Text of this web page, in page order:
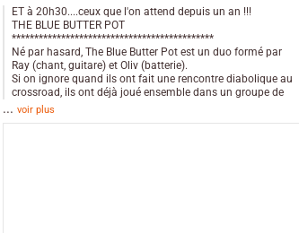
ET à 20h30....ceux que l'on attend depuis un an !!!
THE BLUE BUTTER POT
*********************************************
Né par hasard, The Blue Butter Pot est un duo formé par
Ray (chant, guitare) et Oliv (batterie).
Si on ignore quand ils ont fait une rencontre diabolique au
crossroad, ils ont déjà joué ensemble dans un groupe de
... voir plus